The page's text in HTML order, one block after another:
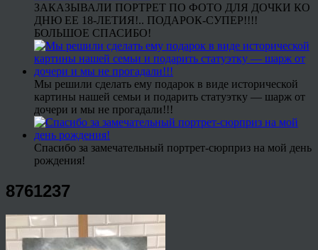
ЗАКАЗЫВАЛИ ПОРТРЕТ ПО ФОТО ДЛЯ ДОЧКИ КО
ДНЮ ЕЕ 18-ЛЕТИЯ!.. ПОДАРОК-СУПЕР!!!!
БОЛЬШОЕ СПАСИБО!
Мы решили сделать ему подарок в виде исторической
картины нашей семьи и подарить статуэтку — шарж от
дочери и мы не прогадали!!!
Спасибо за замечательный портрет-сюрприз на мой день
рождения!
8761237